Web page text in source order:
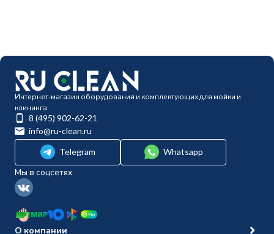
Интернет-магазин оборудования и комплектующих для мойки и
клининга
8 (495) 902-62-21
info@ru-clean.ru
Telegram
Whatsapp
Мы в соцсетях
О компании